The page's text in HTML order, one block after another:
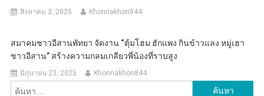
สิงหาคม 3, 2025 Khonnakhon844
สมาคมชาวอีสานพัทยา จัดงาน “ตุ้มโฮม ฮักแพง กินข้าวแลง หมู่เฮา
ชาวอีสาน” สร้างความกลมเกลียวพี่น้องที่ราบสูง
มิถุนายน 23, 2025 Khonnakhon844